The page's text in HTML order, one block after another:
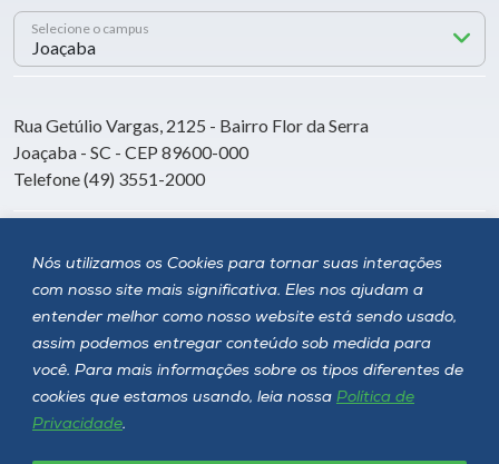
Nós utilizamos os Cookies para tornar suas interações
com nosso site mais significativa. Eles nos ajudam a
entender melhor como nosso website está sendo usado,
assim podemos entregar conteúdo sob medida para
você. Para mais informações sobre os tipos diferentes de
cookies que estamos usando, leia nossa Política de
Privacidade.
Selecione o campus
Rua Getúlio Vargas, 2125 - Bairro Flor da Serra
Joaçaba - SC - CEP 89600-000
Telefone (49) 3551-2000
Siga a Unoesc